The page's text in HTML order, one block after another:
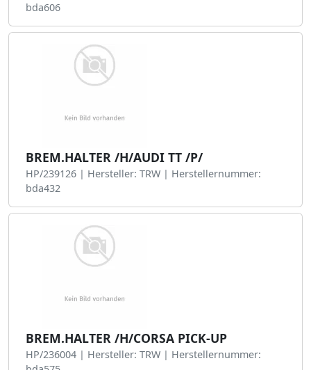
bda606
BREM.HALTER /H/AUDI TT /P/
HP/239126 | Hersteller: TRW | Herstellernummer:
bda432
BREM.HALTER /H/CORSA PICK-UP
HP/236004 | Hersteller: TRW | Herstellernummer: